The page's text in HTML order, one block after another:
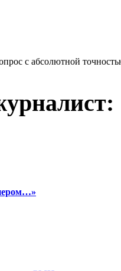
с абсолютной